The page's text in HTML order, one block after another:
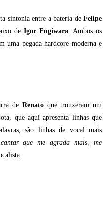
sintonia entre a bateria de Felipe
deIgor Fugiwara. Ambos os
uma pegada hardcore moderna e
de Renatoque trouxeram um
que aqui apresenta linhas que
são linhas de vocal mais
que me agrada mais, me